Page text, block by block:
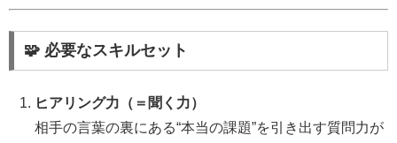
🧩 必要なスキルセット
ヒアリング力（＝聞く力）
相手の言葉の裏にある“本当の課題”を引き出す質問力が